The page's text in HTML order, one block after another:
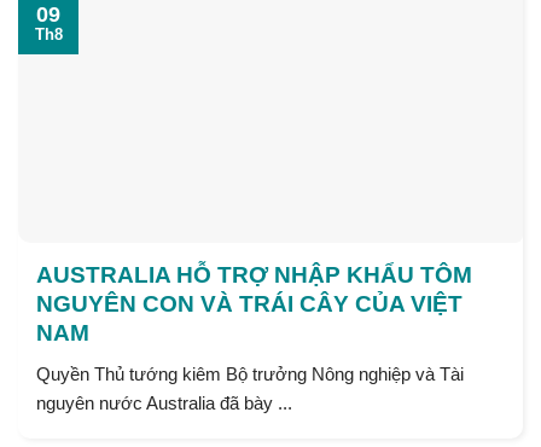
AUSTRALIA HỖ TRỢ NHẬP KHẨU TÔM
NGUYÊN CON VÀ TRÁI CÂY CỦA VIỆT
NAM
Quyền Thủ tướng kiêm Bộ trưởng Nông nghiệp và Tài
nguyên nước Australia đã bày ...
09
Th8